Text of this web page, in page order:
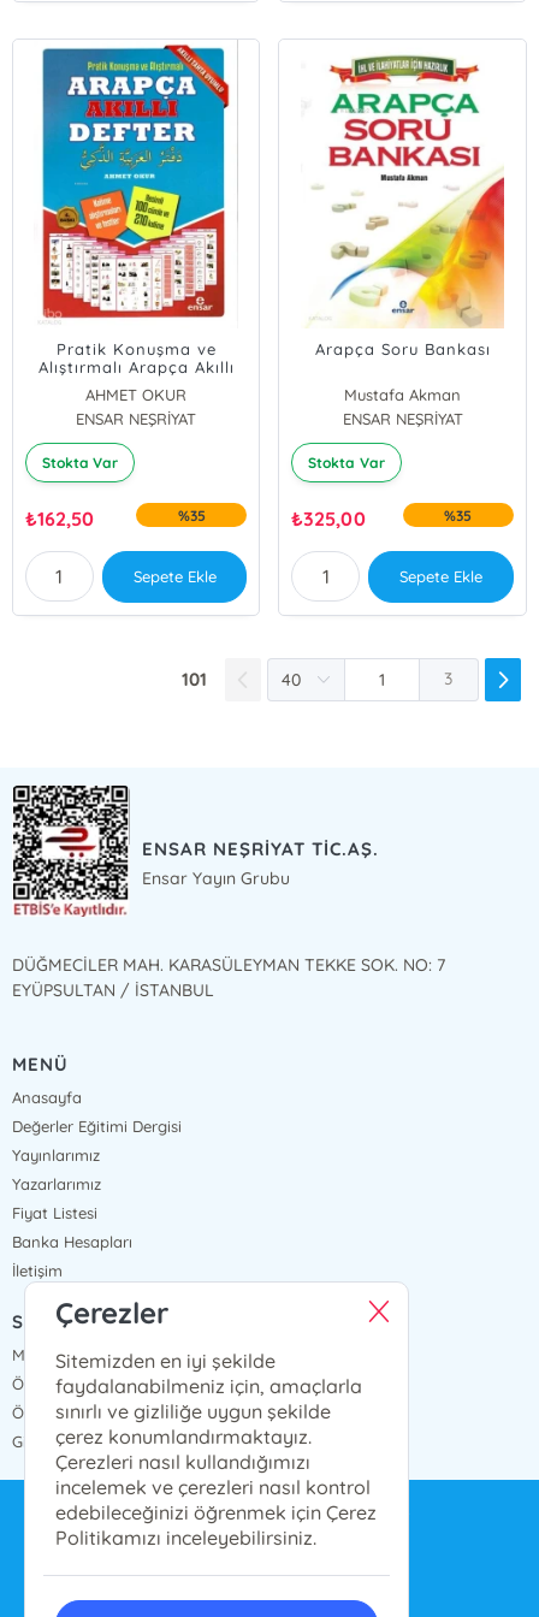
Pratik Konuşma ve
Alıştırmalı Arapça Akıllı
Defter
AHMET OKUR
ENSAR NEŞRİYAT
Stokta Var
₺162,50 %35
Sepete Ekle
Arapça Soru Bankası
Mustafa Akman
ENSAR NEŞRİYAT
Stokta Var
₺325,00 %35
Sepete Ekle
101 3
ENSAR NEŞRİYAT TİC.AŞ.
Ensar Yayın Grubu
DÜĞMECİLER MAH. KARASÜLEYMAN TEKKE SOK. NO: 7
EYÜPSULTAN / İSTANBUL
MENÜ
Anasayfa
Değerler Eğitimi Dergisi
Yayınlarımız
Yazarlarımız
Fiyat Listesi
Banka Hesapları
İletişim
SÖZLEŞMELER
Mesafeli Satış Sözleşmesi
Ön Bilgilendirme Formu
Ödeme ve Teslimat
Gizlilik ve Güvenlik
bilgi@ensarnesriyat.com.tr
Çerezler
Sitemizden en iyi şekilde
faydalanabilmeniz için, amaçlarla
sınırlı ve gizliliğe uygun şekilde
çerez konumlandırmaktayız.
Çerezleri nasıl kullandığımızı
incelemek ve çerezleri nasıl kontrol
edebileceğinizi öğrenmek için Çerez
Politikamızı inceleyebilirsiniz.